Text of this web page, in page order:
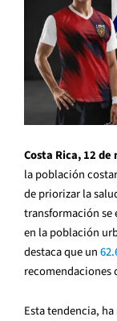
Costa Rica, 12
la población
de priorizar la
transformación se
en la población
destaca que un
recomendaciones
Esta tendencia,